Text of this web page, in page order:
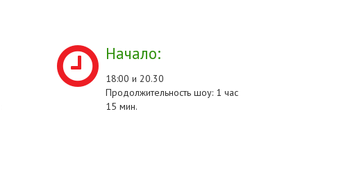
Начало:
18:00 и 20.30
Продолжительность шоу: 1 час
15 мин.